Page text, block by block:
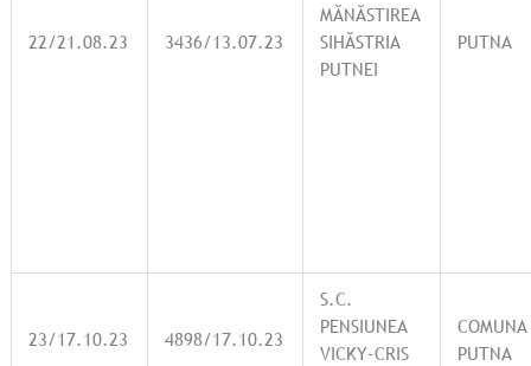
22/21.08.23 3436/13.07.23
MĂNĂSTIREA
SIHĂSTRIA
PUTNEI
PUTNA
23/17.10.23 4898/17.10.23
S.C.
PENSIUNEA
VICKY-CRIS
COMUNA
PUTNA